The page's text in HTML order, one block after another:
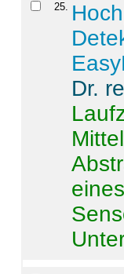
25.
Dr.